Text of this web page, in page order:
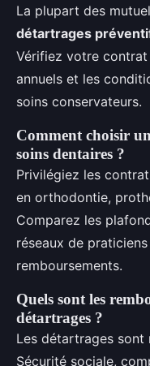
La plupart des
détartrages
Vérifiez votre
annuels et les
soins conservateurs.
Comment choisir
soins dentaires ?
Privilégiez les
en orthodontie,
Comparez les
réseaux de
remboursements.
Quels sont les
détartrages ?
Les détartrages sont
Sécurité sociale,